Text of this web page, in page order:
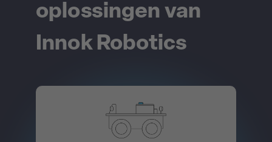
oplossingen van
Innok Robotics